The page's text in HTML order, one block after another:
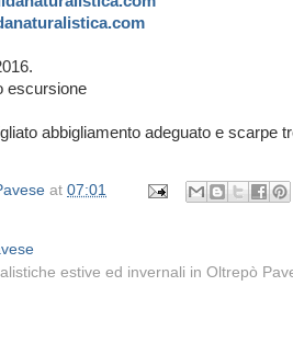
escursione
abbigliamento adeguato e scarpe
at 07:01
estive ed invernali in Oltrepò